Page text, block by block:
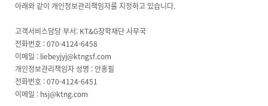
아래와 같이 개인정보관리책임자를 지정하고 있습니다.
고객서비스담당 부서: KT&G장학재단 사무국
전화번호 : 070-4124-6458
이메일 : liebeyjyj@ktngsf.com
개인정보관리책임자 성명 : 안홍필
전화번호 : 070-4124-6451
이메일 : hsj@ktng.com